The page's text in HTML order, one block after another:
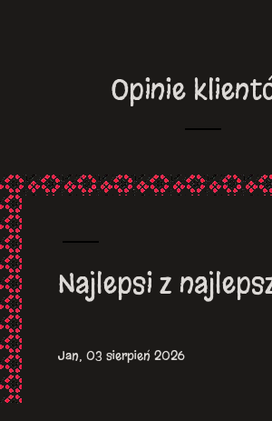
Opinie
Najlepsi z
Jan, 03 sierpień 2026